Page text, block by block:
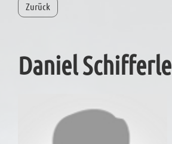
Zurück
Daniel Schifferle